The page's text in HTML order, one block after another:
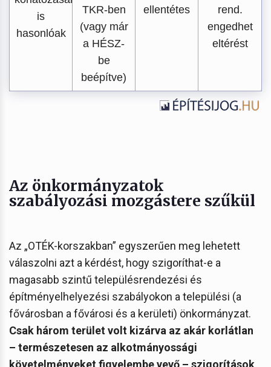
is
hasonlóak
TKR-ben
(vagy már
a HÉSZ-
be
beépítve)
ellentétes
rend.
engedhet
eltérést
Az önkormányzatok
szabályozási mozgástere szűkül
Az „OTÉK-korszakban” egyszerűen meg lehetett
válaszolni azt a kérdést, hogy szigoríthat-e a
magasabb szintű településrendezési és
építményelhelyezési szabályokon a települési (a
fővárosban a fővárosi és a kerületi) önkormányzat.
Csak három terület volt kizárva az akár korlátlan
– természetesen az alkotmányossági
követelményeket figyelembe vevő – szigorítások